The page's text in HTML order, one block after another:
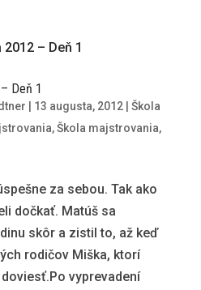
Deň 1
13 augusta, 2012| Škola
,Škola majstrovania,
za sebou. Tak ako
dočkať. Matúš sa
skôr a zistil to, až keď
rodičov Miška, ktorí
vyprevadení